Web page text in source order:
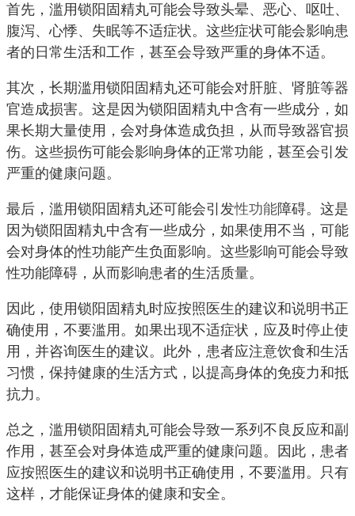
首先，滥用锁阳固精丸可能会导致头晕、恶心、呕吐、
腹泻、心悸、失眠等不适症状。这些症状可能会影响患
者的日常生活和工作，甚至会导致严重的身体不适。
其次，长期滥用锁阳固精丸还可能会对肝脏、肾脏等器
官造成损害。这是因为锁阳固精丸中含有一些成分，如
果长期大量使用，会对身体造成负担，从而导致器官损
伤。这些损伤可能会影响身体的正常功能，甚至会引发
严重的健康问题。
最后，滥用锁阳固精丸还可能会引发性功能障碍。这是
因为锁阳固精丸中含有一些成分，如果使用不当，可能
会对身体的性功能产生负面影响。这些影响可能会导致
性功能障碍，从而影响患者的生活质量。
因此，使用锁阳固精丸时应按照医生的建议和说明书正
确使用，不要滥用。如果出现不适症状，应及时停止使
用，并咨询医生的建议。此外，患者应注意饮食和生活
习惯，保持健康的生活方式，以提高身体的免疫力和抵
抗力。
总之，滥用锁阳固精丸可能会导致一系列不良反应和副
作用，甚至会对身体造成严重的健康问题。因此，患者
应按照医生的建议和说明书正确使用，不要滥用。只有
这样，才能保证身体的健康和安全。